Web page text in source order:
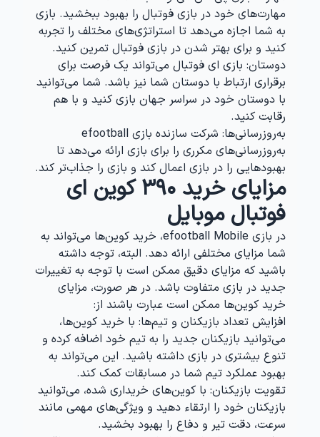
مهارت‌های خود در بازی فوتبال را بهبود ببخشید. بازی
به شما اجازه می‌دهد تا استراتژی‌های مختلف را تجربه
کنید و برای بهتر شدن در بازی فوتبال تمرین کنید.
دوستان: بازی ای فوتبال می‌تواند یک فرصت برای
برقراری ارتباط با دوستان شما نیز باشد. شما می‌توانید
با دوستان خود در سراسر جهان بازی کنید و با هم
رقابت کنید.
به‌روزرسانی‌ها
: شرکت سازنده بازی efootball
به‌روزرسانی‌های مکرری را برای بازی ارائه می‌دهد تا
بهبودهایی را در بازی اعمال کند و بازی را جذاب‌تر کند.
مزایای
خرید 390 کوین ای
فوتبالموبایل
در بازی efootball Mobile، خرید کوین‌ها می‌تواند به
شما مزایای مختلفی ارائه دهد. البته، توجه داشته
باشید که مزایای دقیق ممکن است با توجه به تغییرات
جدید در بازی متفاوت باشد. در هر صورت، مزایای
خرید کوین‌ها ممکن است عبارت باشند از:
افزایش تعداد بازیکنان و تیم‌ها: با خرید کوین‌ها،
می‌توانید بازیکنان جدید را به تیم خود اضافه کرده و
تنوع بیشتری در بازی داشته باشید. این می‌تواند به
بهبود عملکرد تیم شما در مسابقات کمک کند.
تقویت بازیکنان: با کوین‌های خریداری شده، می‌توانید
بازیکنان خود را ارتقاء دهید و ویژگی‌های مهمی مانند
سرعت، دقت تیر و دفاع را بهبود بخشید.